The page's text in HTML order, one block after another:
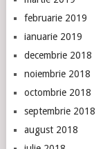
februarie 2019
ianuarie 2019
decembrie 2018
noiembrie 2018
octombrie 2018
septembrie 2018
august 2018